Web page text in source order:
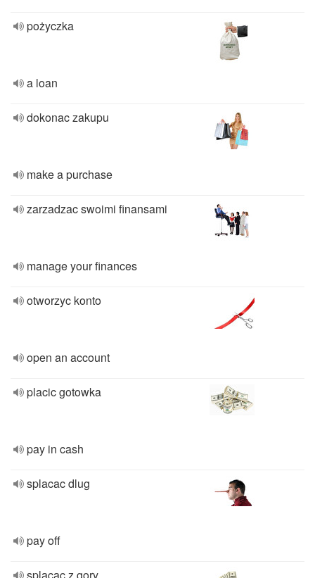
pożyczka
a loan
dokonac zakupu
make a purchase
zarzadzac swoimi finansami
manage your finances
otworzyc konto
open an account
placic gotowka
pay in cash
splacac dlug
pay off